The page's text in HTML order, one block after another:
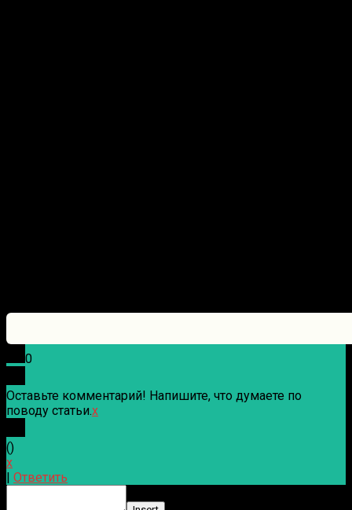
0
Оставьте комментарий! Напишите, что думаете по
поводу статьи.x
()
x
Ответить